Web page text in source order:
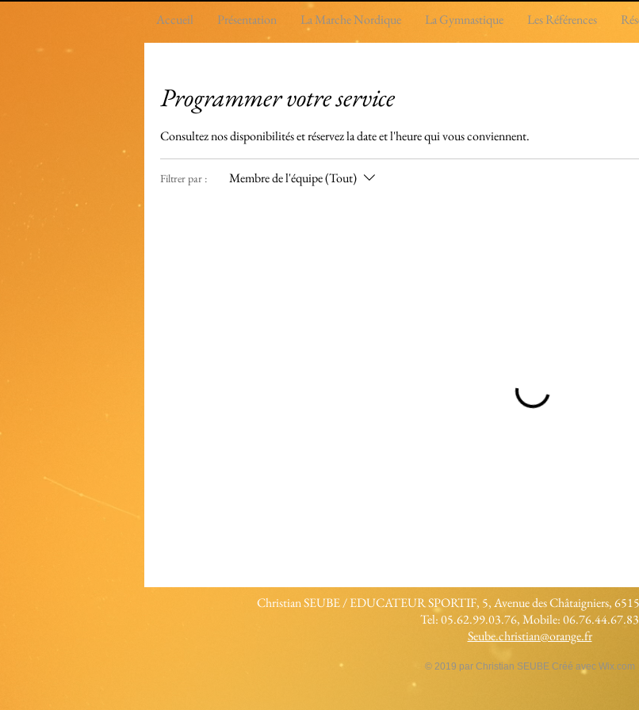
Accueil Présentation La Marche Nordique La Gymnastique Les Références
Programmer votre service
Consultez nos disponibilités et réservez la date et l'heure qui vous conviennent.
Filtrer par : Membre de l'équipe (Tout)
Christian SEUBE / EDUCATEUR SPORTIF, 5, Avenue des Châtaigniers,
Tel: 05.62.99.03.76, Mobile: 06.76.44.67.83
Seube.christian@orange.fr
© 2019 par Christian SEUBE Créé avec Wix.com